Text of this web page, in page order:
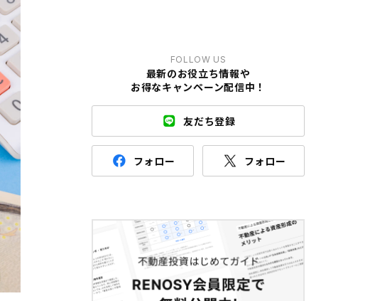
FOLLOW US
最新のお役立ち情報や
お得なキャンペーン配信中！
友だち登録
フォロー フォロー